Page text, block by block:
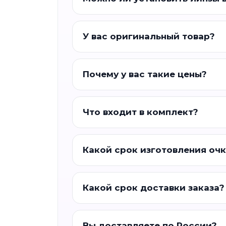
У вас оригинальный товар?
Почему у вас такие цены?
Что входит в комплект?
Какой срок изготовления
Какой срок доставки заказа?